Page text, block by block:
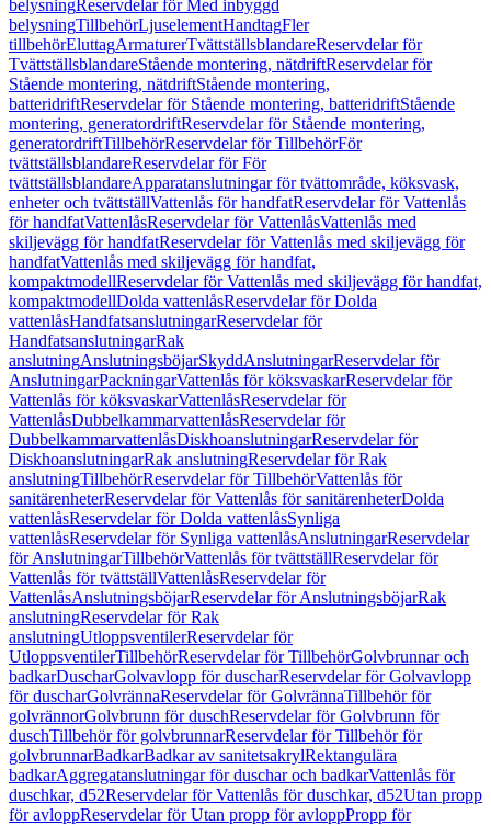
belysningReservdelar för Med inbyggd
belysningTillbehörLjuselementHandtagFler
tillbehörEluttagArmaturerTvättställsblandareReservdelar för
TvättställsblandareStående montering, nätdriftReservdelar för
Stående montering, nätdriftStående montering,
batteridriftReservdelar för Stående montering, batteridriftStående
montering, generatordriftReservdelar för Stående montering,
generatordriftTillbehörReservdelar för TillbehörFör
tvättställsblandareReservdelar för För
tvättställsblandareApparatanslutningar för tvättområde, köksvask,
enheter och tvättställVattenlås för handfatReservdelar för Vattenlås
för handfatVattenlåsReservdelar för VattenlåsVattenlås med
skiljevägg för handfatReservdelar för Vattenlås med skiljevägg för
handfatVattenlås med skiljevägg för handfat,
kompaktmodellReservdelar för Vattenlås med skiljevägg för handfat,
kompaktmodellDolda vattenlåsReservdelar för Dolda
vattenlåsHandfatsanslutningarReservdelar för
HandfatsanslutningarRak
anslutningAnslutningsböjarSkyddAnslutningarReservdelar för
AnslutningarPackningarVattenlås för köksvaskarReservdelar för
Vattenlås för köksvaskarVattenlåsReservdelar för
VattenlåsDubbelkammarvattenlåsReservdelar för
DubbelkammarvattenlåsDiskhoanslutningarReservdelar för
DiskhoanslutningarRak anslutningReservdelar för Rak
anslutningTillbehörReservdelar för TillbehörVattenlås för
sanitärenheterReservdelar för Vattenlås för sanitärenheterDolda
vattenlåsReservdelar för Dolda vattenlåsSynliga
vattenlåsReservdelar för Synliga vattenlåsAnslutningarReservdelar
för AnslutningarTillbehörVattenlås för tvättställReservdelar för
Vattenlås för tvättställVattenlåsReservdelar för
VattenlåsAnslutningsböjarReservdelar för AnslutningsböjarRak
anslutningReservdelar för Rak
anslutningUtloppsventilerReservdelar för
UtloppsventilerTillbehörReservdelar för TillbehörGolvbrunnar och
badkarDuscharGolvavlopp för duscharReservdelar för Golvavlopp
för duscharGolvrännaReservdelar för GolvrännaTillbehör för
golvrännorGolvbrunn för duschReservdelar för Golvbrunn för
duschTillbehör för golvbrunnarReservdelar för Tillbehör för
golvbrunnarBadkarBadkar av sanitetsakrylRektangulära
badkarAggregatanslutningar för duschar och badkarVattenlås för
duschkar, d52Reservdelar för Vattenlås för duschkar, d52Utan propp
för avloppReservdelar för Utan propp för avloppPropp för